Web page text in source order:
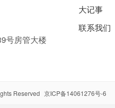
号房管大楼
大记事
联系我们
Reserved 京ICP备14061276号-6